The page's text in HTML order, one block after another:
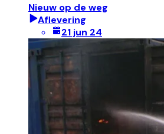
Nieuw op de weg
Aflevering
21 jun 24